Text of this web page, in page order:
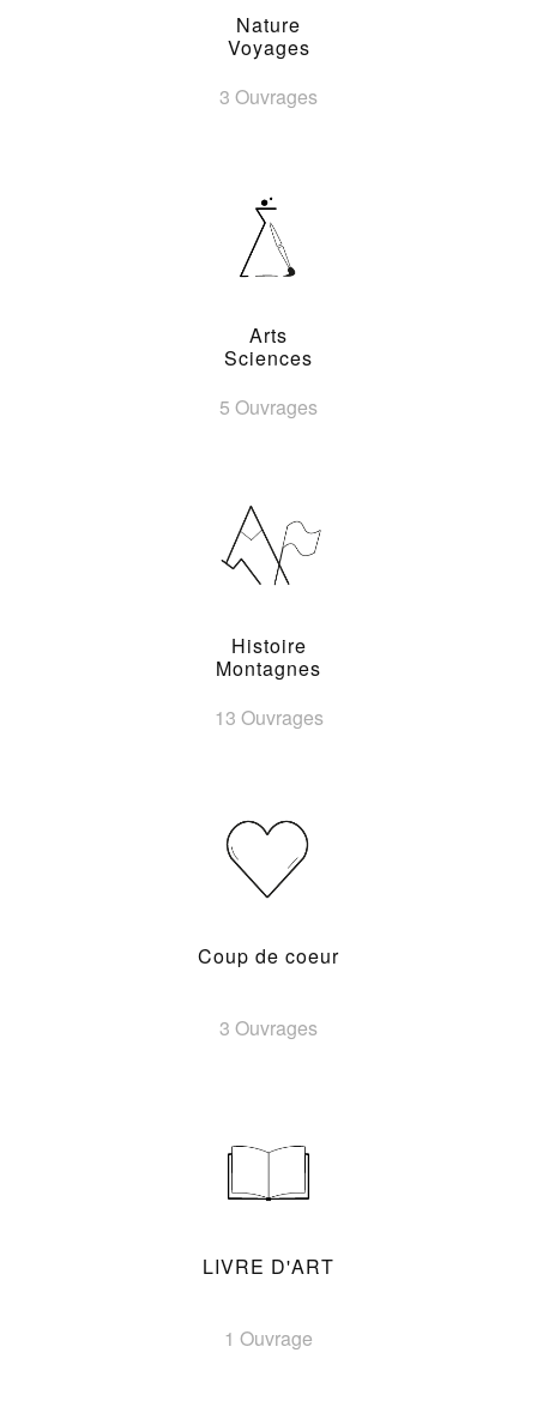
Nature
Voyages
3 Ouvrages
Arts
Sciences
5 Ouvrages
Histoire
Montagnes
13 Ouvrages
Coup de coeur
3 Ouvrages
LIVRE D'ART
1 Ouvrage